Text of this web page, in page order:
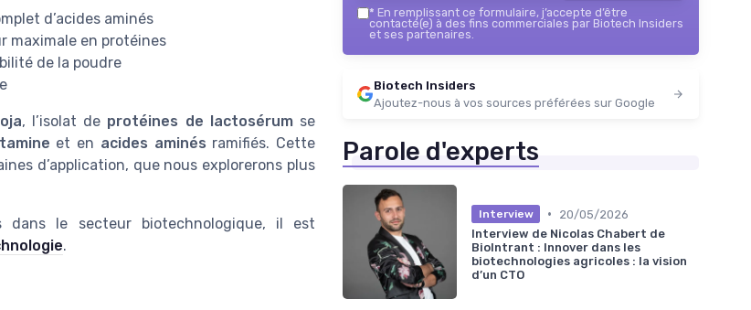
d’acides aminés
maximale en protéines
de la poudre
, l’isolat de protéines de lactosérumse
et en acides aminés ramifiés. Cette
d’application, que nous explorerons plus
dans le secteur biotechnologique, il est
.
* En remplissant ce formulaire, j’accepte d’être
contacté(e) à des fins commerciales par Biotech Insiders
et ses partenaires.
Biotech Insiders
Ajoutez-nous à vos sources préférées sur Google
Parole d'experts
Interview •
20/05/2026
Interview de Nicolas Chabert de
BioIntrant : Innover dans les
biotechnologies agricoles : la vision
d’un CTO